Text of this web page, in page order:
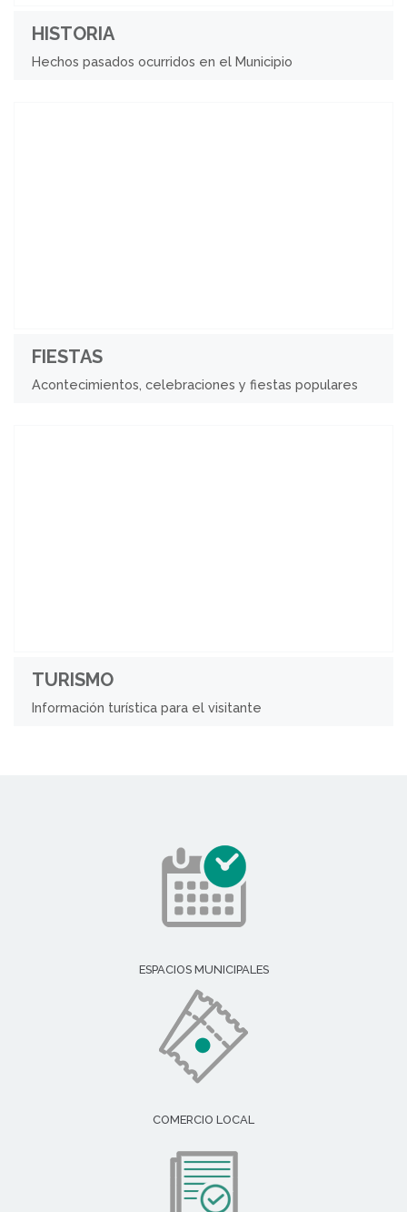
HISTORIA
Hechos pasados ocurridos en el Municipio
FIESTAS
Acontecimientos, celebraciones y fiestas populares
TURISMO
Información turística para el visitante
ESPACIOS MUNICIPALES
COMERCIO LOCAL